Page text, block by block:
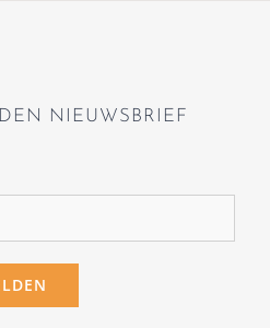
NIEUWSBRIEF